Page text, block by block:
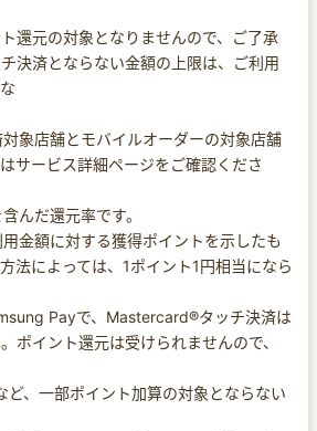
還元の対象となりませんので、ご了承
決済とならない金額の上限は、ご利用
象店舗とモバイルオーダーの対象店舗
サービス詳細ページをご確認くださ
んだ還元率です。
金額に対する獲得ポイントを示したも
法によっては、1ポイント1円相当になら
Payで、Mastercard®タッチ決済は
ポイント還元は受けられませんので、
ど、一部ポイント加算の対象とならない